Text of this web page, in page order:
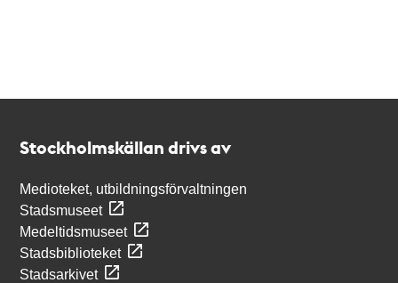
Stockholmskällan drivs av
Medioteket, utbildningsförvaltningen
Stadsmuseet
Medeltidsmuseet
Stadsbiblioteket
Stadsarkivet